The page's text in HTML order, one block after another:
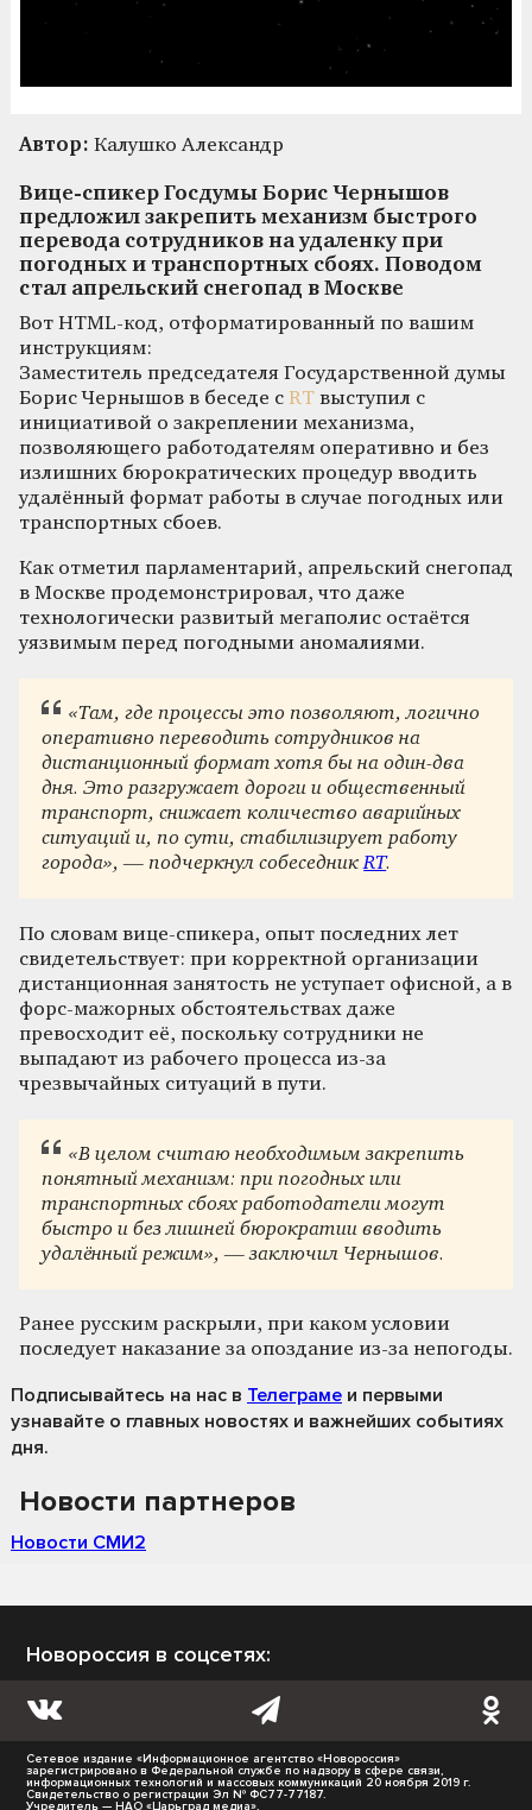
Автор: Калушко Александр
Вице-спикер Госдумы Борис Чернышов
предложил закрепить механизм быстрого
перевода сотрудников на удаленку при
погодных и транспортных сбоях. Поводом
стал апрельский снегопад в Москве
Вот HTML-код, отформатированный по вашим
инструкциям:
Заместитель председателя Государственной думы
Борис Чернышов в беседе с RT выступил с
инициативой о закреплении механизма,
позволяющего работодателям оперативно и без
излишних бюрократических процедур вводить
удалённый формат работы в случае погодных или
транспортных сбоев.
Как отметил парламентарий, апрельский снегопад
в Москве продемонстрировал, что даже
технологически развитый мегаполис остаётся
уязвимым перед погодными аномалиями.
«Там, где процессы это позволяют, логично
оперативно переводить сотрудников на
дистанционный формат хотя бы на один-два
дня. Это разгружает дороги и общественный
транспорт, снижает количество аварийных
ситуаций и, по сути, стабилизирует работу
города», — подчеркнул собеседникRT.
По словам вице-спикера, опыт последних лет
свидетельствует: при корректной организации
дистанционная занятость не уступает офисной, а в
форс-мажорных обстоятельствах даже
превосходит её, поскольку сотрудники не
выпадают из рабочего процесса из-за
чрезвычайных ситуаций в пути.
«В целом считаю необходимым закрепить
понятный механизм: при погодных или
транспортных сбоях работодатели могут
быстро и без лишней бюрократии вводить
удалённый режим», — заключил Чернышов.
Ранее русским раскрыли, при каком условии
последует наказание за опоздание из-за непогоды.
Подписывайтесь на нас в Телеграме и первыми
узнавайте о главных новостях и важнейших событиях
дня.
Новости партнеров
Новости СМИ2
Новороссия в соцсетях:
Сетевое издание «Информационное агентство «Новороссия»
зарегистрировано в Федеральной службе по надзору в сфере связи,
информационных технологий и массовых коммуникаций 20 ноября 2019 г.
Свидетельство о регистрации Эл № ФС77-77187.
Учредитель — НАО «Царьград медиа».